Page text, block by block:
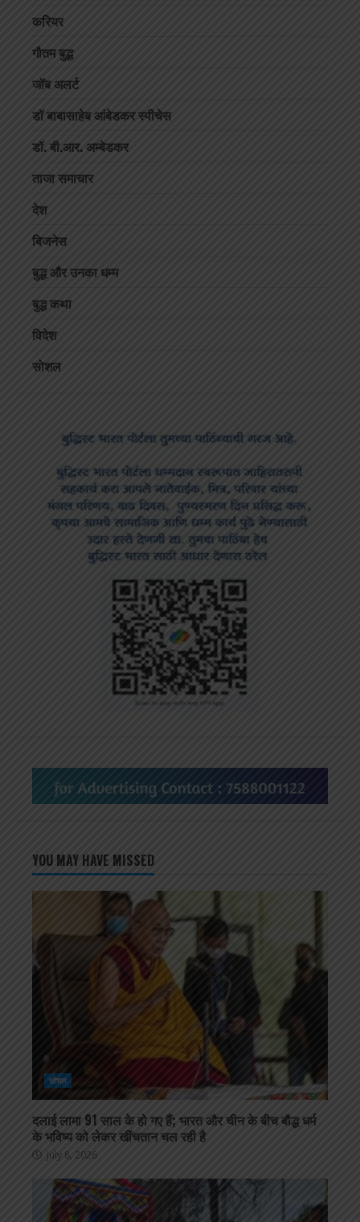
करियर
गौतम बुद्ध
जॉब अलर्ट
डॉ बाबासाहेब आंबेडकर स्पीचेस
डॉ. बी.आर. अम्बेडकर
ताजा समाचार
देश
बिजनेस
बुद्ध और उनका धम्म
बुद्ध कथा
विदेश
सोशल
YOU MAY HAVE MISSED
सोशल
दलाई लामा 91 साल के हो गए हैं; भारत और चीन के बीच बौद्ध धर्म
के भविष्य को लेकर खींचतान चल रही है
July 8, 2026